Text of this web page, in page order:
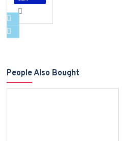
People Also Bought